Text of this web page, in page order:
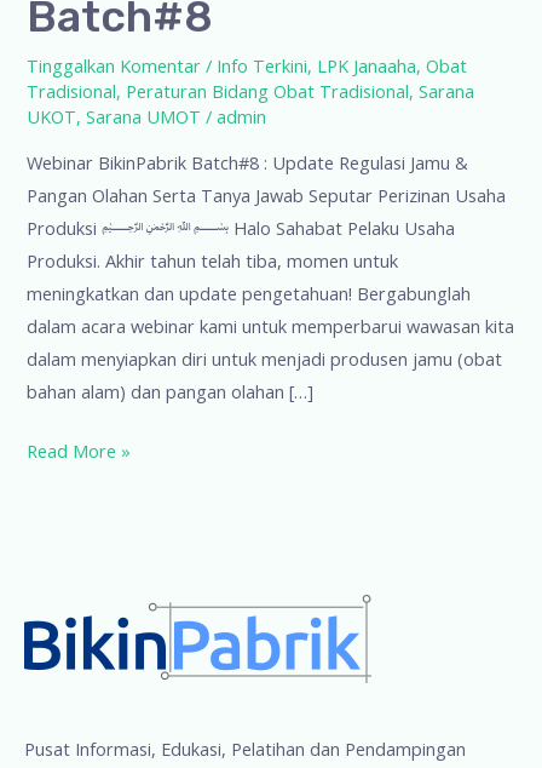
Batch#8
Tinggalkan Komentar / Info Terkini, LPK Janaaha,Obat
Tradisional, Peraturan Bidang Obat Tradisional,Sarana
UKOT,Sarana UMOT /admin
Webinar BikinPabrik Batch#8 : Update Regulasi Jamu &
Pangan Olahan Serta Tanya Jawab Seputar Perizinan Usaha
Produksi ﷽ Halo Sahabat Pelaku Usaha
Produksi. Akhir tahun telah tiba, momen untuk
meningkatkan dan update pengetahuan! Bergabunglah
dalam acara webinar kami untuk memperbarui wawasan kita
dalam menyiapkan diri untuk menjadi produsen jamu (obat
bahan alam) dan pangan olahan […]
Webinar
Read More »
Pusat Informasi, Edukasi, Pelatihan dan Pendampingan